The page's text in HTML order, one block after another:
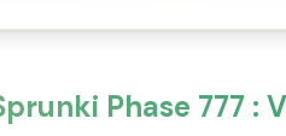
Phase 777 :